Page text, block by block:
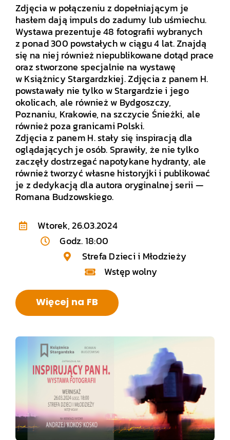
Zdjęcia w połączeniu z dopełniającym je
hasłem dają impuls do zadumy lub uśmiechu.
Wystawa prezentuje 48 fotografii wybranych
z ponad 300 powstałych w ciągu 4 lat. Znajdą
się na niej również niepublikowane dotąd prace
oraz stworzone specjalnie na wystawę
w Książnicy Stargardzkiej. Zdjęcia z panem H.
powstawały nie tylko w Stargardzie i jego
okolicach, ale również w Bydgoszczy,
Poznaniu, Krakowie, na szczycie Śnieżki, ale
również poza granicami Polski.
Zdjęcia z panem H. stały się inspiracją dla
oglądających je osób. Sprawiły, że nie tylko
zaczęły dostrzegać napotykane hydranty, ale
również tworzyć własne historyjki i publikować
je z dedykacją dla autora oryginalnej serii —
Romana Budzowskiego.
Wtorek, 26.03.2024
Godz. 18:00
Strefa Dzieci i Młodzieży
Wstęp wolny
Więcej na FB